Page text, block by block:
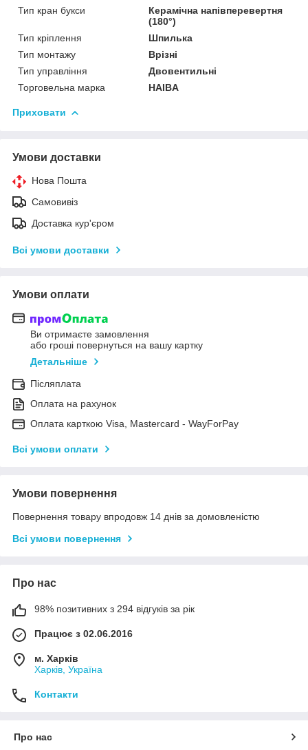
Тип кран букси
Керамічна напівперевертня
(180°)
Тип кріплення
Шпилька
Тип монтажу
Врізні
Тип управління
Двовентильні
Торговельна марка
HAIBA
Приховати
Умови доставки
Нова Пошта
Самовивіз
Доставка кур'єром
Всі умови доставки
Умови оплати
Ви отримаєте замовлення
або гроші повернуться на вашу картку
Детальніше
Післяплата
Оплата на рахунок
Оплата карткою Visa, Mastercard - WayForPay
Всі умови оплати
Умови повернення
Повернення товару впродовж 14 днів за домовленістю
Всі умови повернення
Про нас
98% позитивних з 294 відгуків за рік
Працює з 02.06.2016
м. Харків
Харків, Україна
Контакти
Про нас